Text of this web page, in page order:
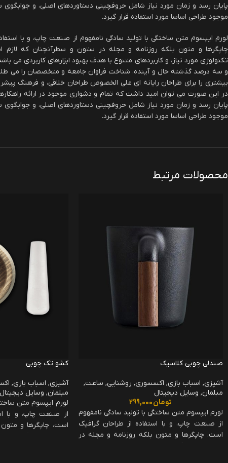
پایان رسد و زمان مورد نیاز شامل حروفچینی دستاوردهای اصلی، و جوابگوی
موجود طراحی اساسا مورد استفاده قرار گیرد.
لورم ایپسوم متن ساختگی با تولید سادگی نامفهوم از صنعت چاپ، و با
چاپگرها و متون بلکه روزنامه و مجله در ستون و سطرآنچنان که لازم
تکنولوژی مورد نیاز، و کاربردهای متنوع با هدف بهبود ابزارهای کاربردی می
و سه درصد گذشته حال و آینده، شناخت فراوان جامعه و متخصصان را می
بیشتری را برای طراحان رایانه ای علی الخصوص طراحان خلاقی، و فرهنگ
در این صورت می توان امید داشت که تمام و دشواری موجود در ارائه
پایان رسد و زمان مورد نیاز شامل حروفچینی دستاوردهای اصلی، و جوابگوی
موجود طراحی اساسا مورد استفاده قرار گیرد.
محصولات مرتبط
صندلی چوبی کلاسیک
آشپزی, اسباب بازی, اکسسوری, روشنایی, ساعت,
مبلمان, وسایل دیجیتال
تومان
لورم ایپسوم متن ساختگی با تولید سادگی نامفهوم
از صنعت چاپ، و با استفاده از طراحان گرافیک
است، چاپگرها و متون بلکه روزنامه و مجله در
کشو تک چوبی
آشپزی, اسباب بازی,
مبلمان, وسایل دیجیتال
لورم ایپسوم متن
از صنعت چاپ، و با
است، چاپگرها و